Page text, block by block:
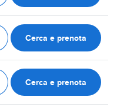
Cerca e prenota
Cerca e prenota